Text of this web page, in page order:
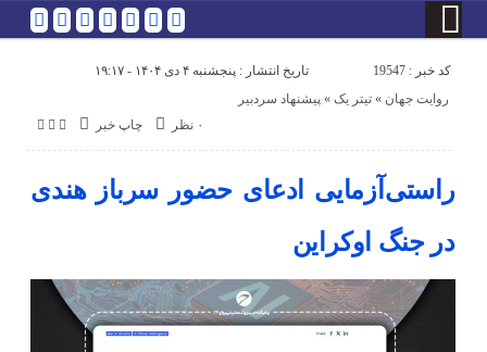
کد خبر : 19547 تاریخ انتشار : پنجشنبه ۴ دی ۱۴۰۴ - ۱۹:۱۷
چاپ خبر ۰ نظر
پیشنهاد سردبیر « تیتر یک « روایت جهان
راستی‌آزمایی ادعای حضور سرباز هندی
در جنگ اوکراین